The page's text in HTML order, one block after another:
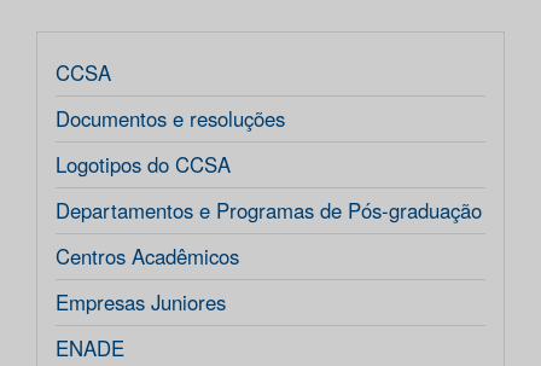
CCSA
Documentos e resoluções
Logotipos do CCSA
Departamentos e Programas de Pós-graduação
Centros Acadêmicos
Empresas Juniores
ENADE